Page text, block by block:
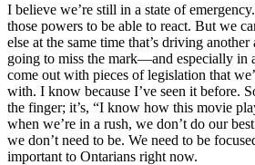
I believe we’re still in a state of
those powers to be able to react. But we
else at the same time that’s driving another
going to miss the mark—and especially in
come out with pieces of legislation that
with. I know because I’ve seen it before.
the finger; it’s, “I know how this movie
when we’re in a rush, we don’t do our
we don’t need to be. We need to be
important to Ontarians right now.